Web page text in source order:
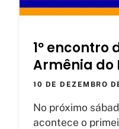
1º encontro
Armênia do
10 DE DEZEMBRO
No próximo
acontece o